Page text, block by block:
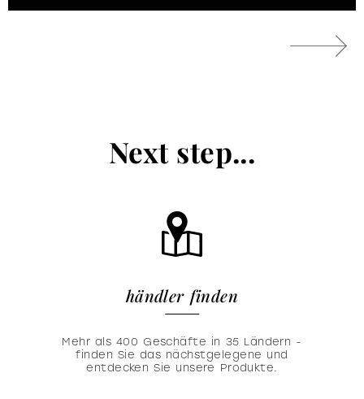
Next step...
händler finden
Mehr als 400 Geschäfte in 35 Ländern -
finden Sie das nächstgelegene und
entdecken Sie unsere Produkte.